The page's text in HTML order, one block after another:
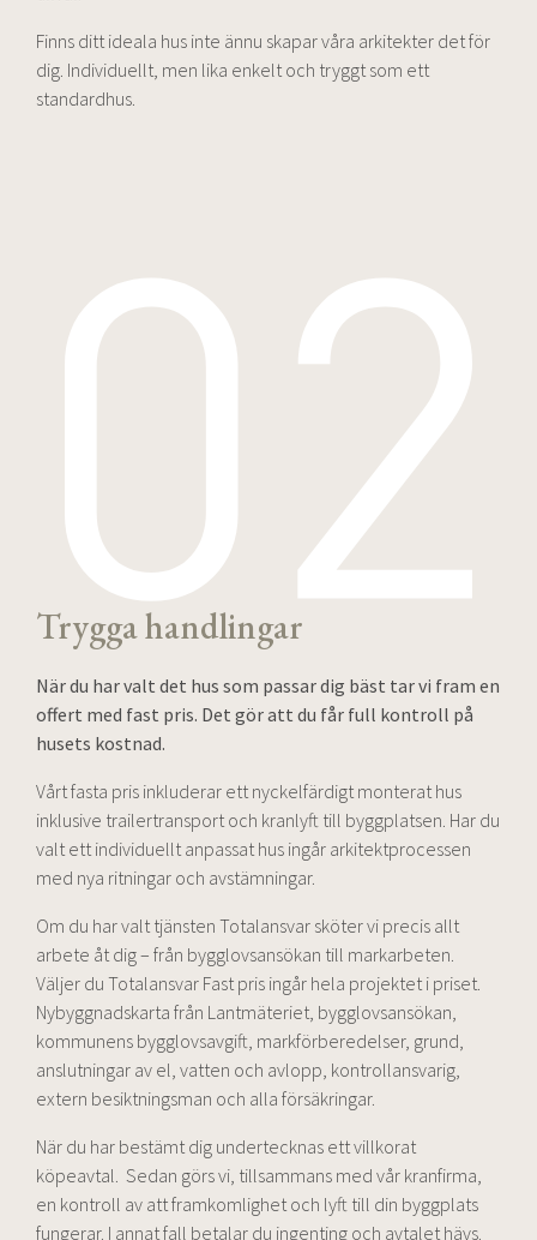
Finns ditt ideala hus inte ännu skapar våra arkitekter det för
dig. Individuellt, men lika enkelt och tryggt som ett
standardhus.
Trygga handlingar
När du har valt det hus som passar dig bäst tar vi fram en
offert med fast pris. Det gör att du får full kontroll på
husets kostnad.
Vårt fasta pris inkluderar ett nyckelfärdigt monterat hus
inklusive trailertransport och kranlyft till byggplatsen. Har du
valt ett individuellt anpassat hus ingår arkitektprocessen
med nya ritningar och avstämningar.
Om du har valt tjänsten Totalansvar sköter vi precis allt
arbete åt dig – från bygglovsansökan till markarbeten.
Väljer du Totalansvar Fast pris ingår hela projektet i priset.
Nybyggnadskarta från Lantmäteriet, bygglovsansökan,
kommunens bygglovsavgift, markförberedelser, grund,
anslutningar av el, vatten och avlopp, kontrollansvarig,
extern besiktningsman och alla försäkringar.
När du har bestämt dig undertecknas ett villkorat
köpeavtal. Sedan görs vi, tillsammans med vår kranfirma,
en kontroll av att framkomlighet och lyft till din byggplats
fungerar. I annat fall betalar du ingenting och avtalet hävs.